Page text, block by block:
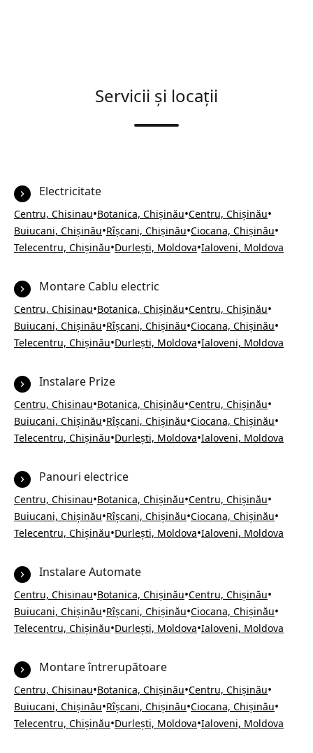
Servicii și locații
Electricitate
Centru, Chisinau•Botanica, Chișinău•Centru, Chișinău•
Buiucani, Chișinău•Rîșcani, Chișinău•Ciocana, Chișinău•
Telecentru, Chișinău•Durlești, Moldova•Ialoveni, Moldova
Montare Cablu electric
Centru, Chisinau•Botanica, Chișinău•Centru, Chișinău•
Buiucani, Chișinău•Rîșcani, Chișinău•Ciocana, Chișinău•
Telecentru, Chișinău•Durlești, Moldova•Ialoveni, Moldova
Instalare Prize
Centru, Chisinau•Botanica, Chișinău•Centru, Chișinău•
Buiucani, Chișinău•Rîșcani, Chișinău•Ciocana, Chișinău•
Telecentru, Chișinău•Durlești, Moldova•Ialoveni, Moldova
Panouri electrice
Centru, Chisinau•Botanica, Chișinău•Centru, Chișinău•
Buiucani, Chișinău•Rîșcani, Chișinău•Ciocana, Chișinău•
Telecentru, Chișinău•Durlești, Moldova•Ialoveni, Moldova
Instalare Automate
Centru, Chisinau•Botanica, Chișinău•Centru, Chișinău•
Buiucani, Chișinău•Rîșcani, Chișinău•Ciocana, Chișinău•
Telecentru, Chișinău•Durlești, Moldova•Ialoveni, Moldova
Montare întrerupătoare
Centru, Chisinau•Botanica, Chișinău•Centru, Chișinău•
Buiucani, Chișinău•Rîșcani, Chișinău•Ciocana, Chișinău•
Telecentru, Chișinău•Durlești, Moldova•Ialoveni, Moldova